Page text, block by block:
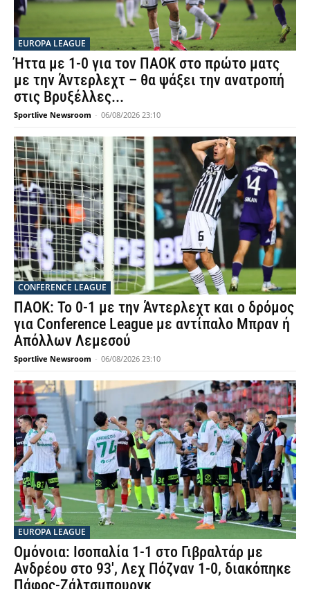
EUROPA LEAGUE
Ήττα με 1-0 για τον ΠΑΟΚ στο πρώτο ματς
με την Άντερλεχτ – θα ψάξει την ανατροπή
στις Βρυξέλλες...
Sportlive Newsroom - 06/08/2026 23:10
CONFERENCE LEAGUE
ΠΑΟΚ: Το 0-1 με την Άντερλεχτ και ο δρόμος
για Conference League με αντίπαλο Μπραν ή
Απόλλων Λεμεσού
Sportlive Newsroom - 06/08/2026 23:10
EUROPA LEAGUE
Ομόνοια: Ισοπαλία 1-1 στο Γιβραλτάρ με
Ανδρέου στο 93′, Λεχ Πόζναν 1-0, διακόπηκε
Πάφος-Ζάλτσμπουργκ